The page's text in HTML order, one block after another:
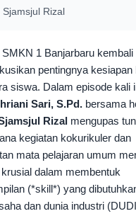
Sjamsjul Rizal
1 Banjarbaru kembali
pentingnya kesiapan
siswa. Dalam episode kali
Sari, S.Pd. bersama
Rizal mengupas
kegiatan kokurikuler dan
mata pelajaran umum
dalam membentuk
(*skill*) yang
dan dunia industri